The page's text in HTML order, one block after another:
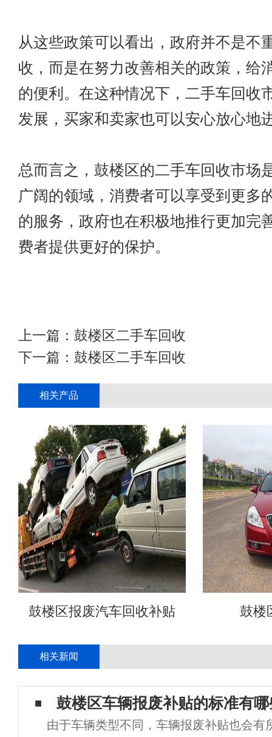
从这些政策可以看出，政府并不是不
收，而是在努力改善相关的政策，给
的便利。在这种情况下，二手车回收
发展，买家和卖家也可以安心放心地
总而言之，鼓楼区的二手车回收市场
广阔的领域，消费者可以享受到更多
的服务，政府也在积极地推行更加完
费者提供更好的保护。
上一篇： 鼓楼区二手车回收
下一篇： 鼓楼区二手车回收
相关产品
鼓楼区报废汽车回收补贴 鼓楼
相关新闻
鼓楼区车辆报废补贴的标准有
由于车辆类型不同，车辆报废补贴也会有